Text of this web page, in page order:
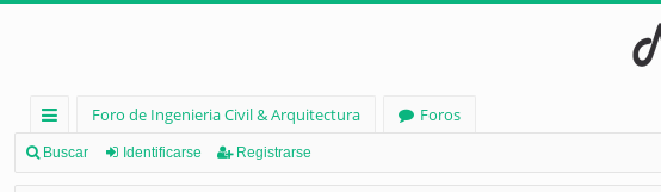
nl
Foro de Ingenieria Civil & Arquitectura
Foros
Buscar Identificarse Registrarse